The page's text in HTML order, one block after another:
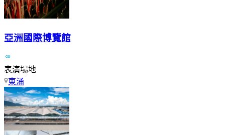
亞洲國際博覽館
表演場地
東涌